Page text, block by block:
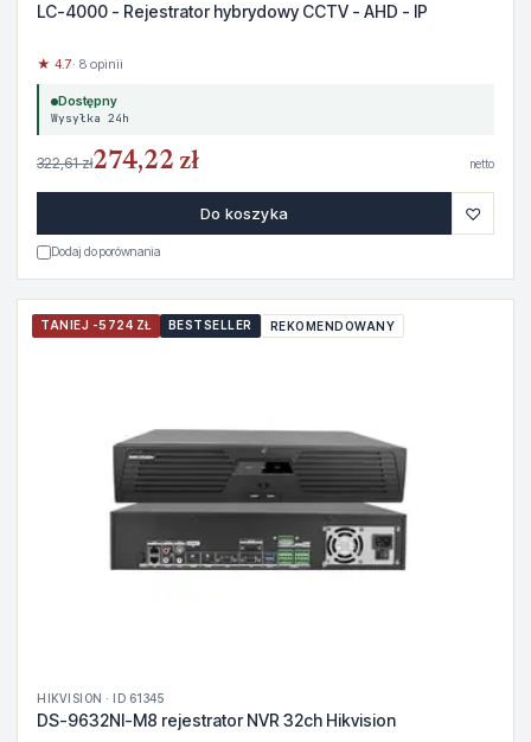
LC-4000 - Rejestrator hybrydowy CCTV - AHD - IP
★ 4.7· 8 opinii
Dostępny
Wysyłka 24h
322,61 zł274,22 zł netto
Do koszyka ♡
Dodaj do porównania
TANIEJ -5724 ZŁ BESTSELLER REKOMENDOWANY
HIKVISION · ID 61345
DS-9632NI-M8 rejestrator NVR 32ch Hikvision